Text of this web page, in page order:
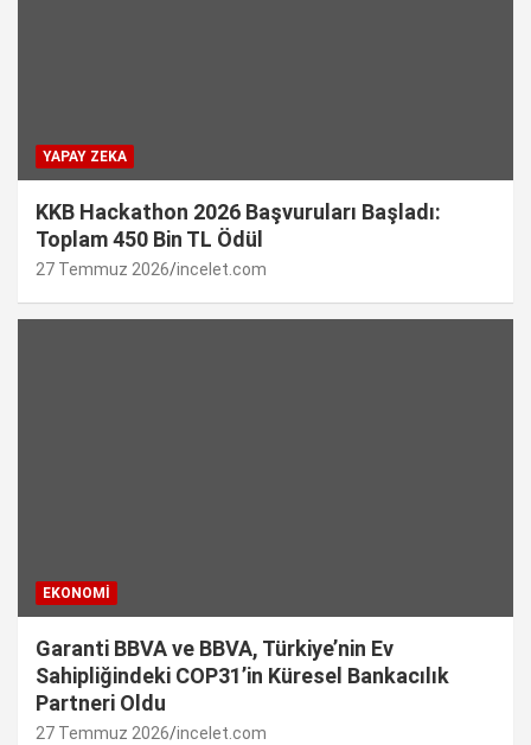
YAPAY ZEKA
KKB Hackathon 2026 Başvuruları Başladı:
Toplam 450 Bin TL Ödül
27 Temmuz 2026 incelet.com
EKONOMI
Garanti BBVA ve BBVA, Türkiye’nin Ev
Sahipliğindeki COP31’in Küresel Bankacılık
Partneri Oldu
27 Temmuz 2026 incelet.com